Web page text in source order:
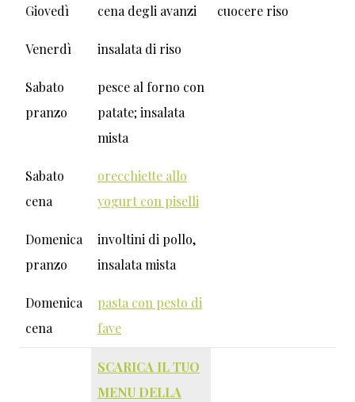
Giovedì cena degli avanzi cuocere riso
Venerdì insalata di riso
Sabato
pranzo
pesce al forno con
patate; insalata
mista
Sabato
cena
orecchiette allo
yogurt con piselli
Domenica
pranzo
involtini di pollo,
insalata mista
Domenica
cena
pasta con pesto di
fave
SCARICA IL TUO
MENU DELLA